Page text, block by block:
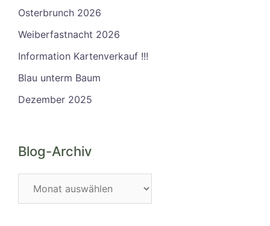
Osterbrunch 2026
Weiberfastnacht 2026
Information Kartenverkauf !!!
Blau unterm Baum
Dezember 2025
Blog-Archiv